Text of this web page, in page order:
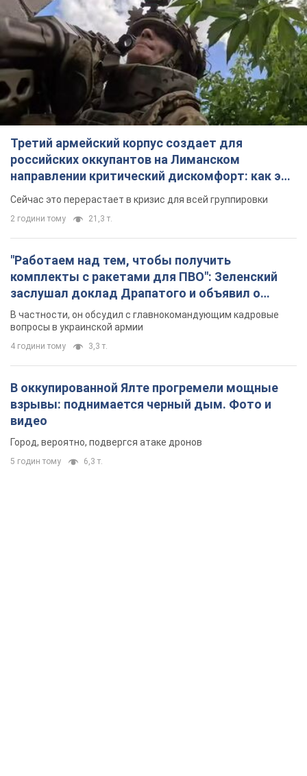
Третий армейский корпус создает для
российских оккупантов на Лиманском
направлении критический дискомфорт: как это
удалось
Сейчас это перерастает в кризис для всей группировки
2 години тому 21,3 т.
"Работаем над тем, чтобы получить
комплекты с ракетами для ПВО": Зеленский
заслушал доклад Драпатого и объявил о
новых мерах
В частности, он обсудил с главнокомандующим кадровые
вопросы в украинской армии
4 години тому 3,3 т.
В оккупированной Ялте прогремели мощные
взрывы: поднимается черный дым. Фото и
видео
Город, вероятно, подвергся атаке дронов
5 годин тому 6,3 т.